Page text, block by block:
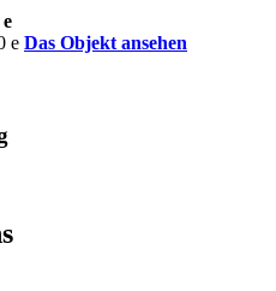
Das Objekt ansehen